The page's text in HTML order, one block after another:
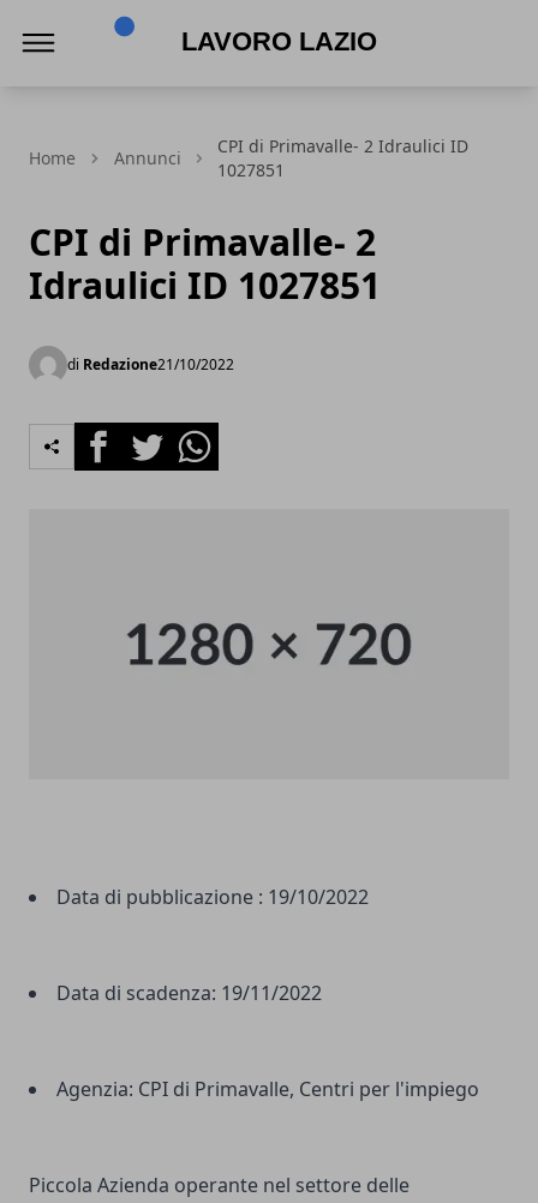
Home Annunci
CPI di Primavalle- 2 Idraulici ID
1027851
CPI di Primavalle- 2
Idraulici ID 1027851
di Redazione21/10/2022
FacebookTwitterWhatsapp
Data di pubblicazione : 19/10/2022
Data di scadenza: 19/11/2022
Agenzia: CPI di Primavalle, Centri per l'impiego
Piccola Azienda operante nel settore delle